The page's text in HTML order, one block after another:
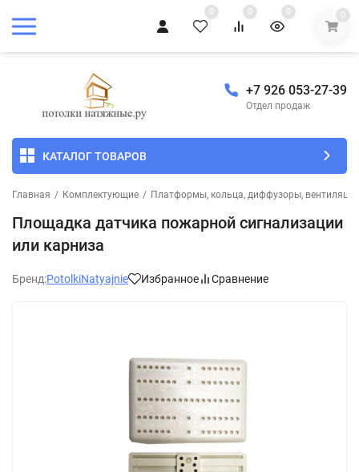
0 0 0 0
+7 926 053-27-39
Отдел продаж
КАТАЛОГ ТОВАРОВ
Главная / Комплектующие / Платформы, кольца, диффузоры,
Площадка датчика пожарной сигнализации
или карниза
Бренд:PotolkiNatyajnie Избранное Сравнение